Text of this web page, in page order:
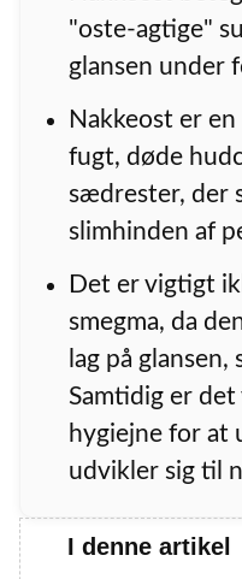
"oste-agtige"
glansen under
Nakkeost er
fugt, døde
sædrester, der
slimhinden af
Det er vigtigt
smegma, da
lag på
Samtidig er
hygiejne for at
udvikler sig til
I denne artikel